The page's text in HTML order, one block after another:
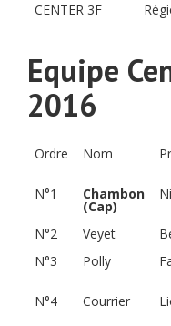
CENTER 3F
Equipe
2016
Ordre Nom
N°1
Chambon
(Cap)
N°2
Veyet
N°3
Polly
N°4
Courrier